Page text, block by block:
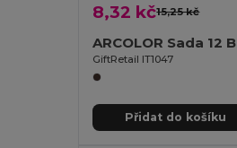
8,32 kč15,25 kč
GiftRetail IT1047
Přidat do košíku